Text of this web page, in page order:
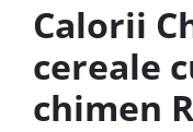
Calorii
cereale
chimen